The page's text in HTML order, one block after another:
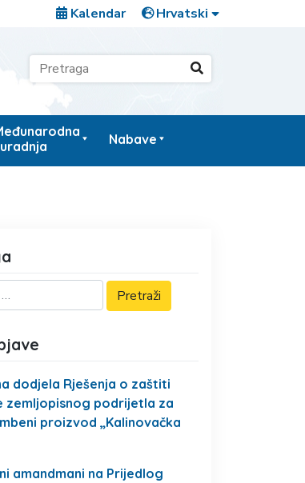
Kalendar
Nabave
dodjela Rješenja o zaštiti
zemljopisnog podrijetla za
proizvod „Kalinovačka
amandmani na Prijedlog